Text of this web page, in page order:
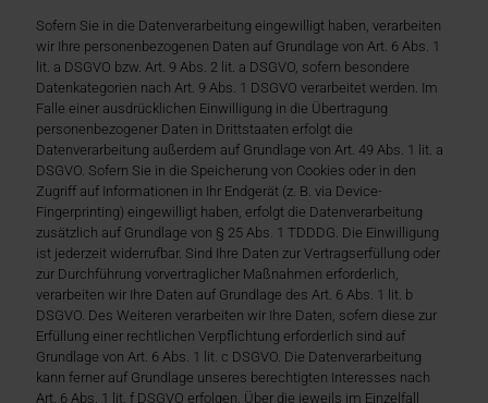
Sofern Sie in die Datenverarbeitung eingewilligt haben, verarbeiten
wir Ihre personenbezogenen Daten auf Grundlage von Art. 6 Abs. 1
lit. a DSGVO bzw. Art. 9 Abs. 2 lit. a DSGVO, sofern besondere
Datenkategorien nach Art. 9 Abs. 1 DSGVO verarbeitet werden. Im
Falle einer ausdrücklichen Einwilligung in die Übertragung
personenbezogener Daten in Drittstaaten erfolgt die
Datenverarbeitung außerdem auf Grundlage von Art. 49 Abs. 1 lit. a
DSGVO. Sofern Sie in die Speicherung von Cookies oder in den
Zugriff auf Informationen in Ihr Endgerät (z. B. via Device-
Fingerprinting) eingewilligt haben, erfolgt die Datenverarbeitung
zusätzlich auf Grundlage von § 25 Abs. 1 TDDDG. Die Einwilligung
ist jederzeit widerrufbar. Sind Ihre Daten zur Vertragserfüllung oder
zur Durchführung vorvertraglicher Maßnahmen erforderlich,
verarbeiten wir Ihre Daten auf Grundlage des Art. 6 Abs. 1 lit. b
DSGVO. Des Weiteren verarbeiten wir Ihre Daten, sofern diese zur
Erfüllung einer rechtlichen Verpflichtung erforderlich sind auf
Grundlage von Art. 6 Abs. 1 lit. c DSGVO. Die Datenverarbeitung
kann ferner auf Grundlage unseres berechtigten Interesses nach
Art. 6 Abs. 1 lit. f DSGVO erfolgen. Über die jeweils im Einzelfall